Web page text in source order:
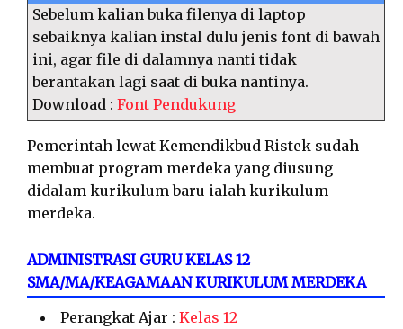
Sebelum kalian buka filenya di laptop
sebaiknya kalian instal dulu jenis font di bawah
ini, agar file di dalamnya nanti tidak
berantakan lagi saat di buka nantinya.
Download : Font Pendukung
Pemerintah lewat Kemendikbud Ristek sudah
membuat program merdeka yang diusung
didalam kurikulum baru ialah kurikulum
merdeka.
ADMINISTRASI GURU KELAS 12
SMA/MA/KEAGAMAAN KURIKULUM MERDEKA
Perangkat Ajar : Kelas 12